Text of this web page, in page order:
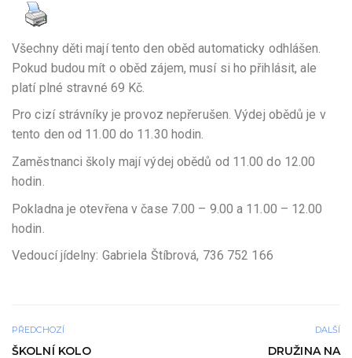
Všechny děti mají tento den oběd automaticky odhlášen.
Pokud budou mít o oběd zájem, musí si ho přihlásit, ale
platí plné stravné 69 Kč.
Pro cizí strávníky je provoz nepřerušen. Výdej obědů je v
tento den od 11.00 do 11.30 hodin.
Zaměstnanci školy mají výdej obědů od 11.00 do 12.00
hodin.
Pokladna je otevřena v čase 7.00 – 9.00 a 11.00 – 12.00
hodin.
Vedoucí jídelny: Gabriela Štíbrová, 736 752 166
PŘEDCHOZÍ
ŠKOLNÍ KOLO
DALŠÍ
DRUŽINA NA